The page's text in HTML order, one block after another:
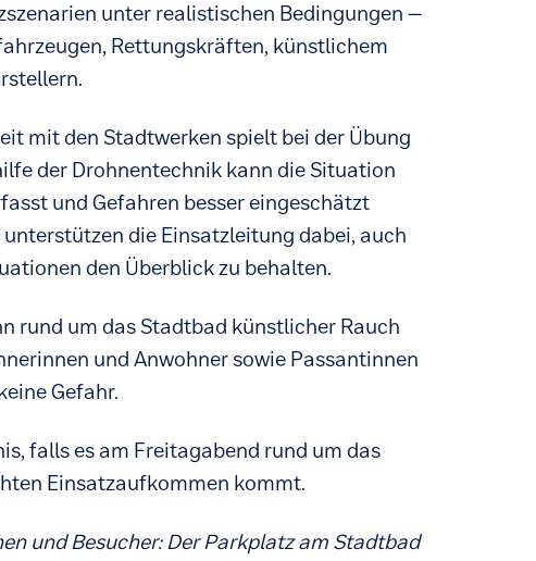
unter realistischen Bedingungen –
Rettungskräften, künstlichem
mit den Stadtwerken spielt bei der Übung
der Drohnentechnik kann die Situation
und Gefahren besser eingeschätzt
die Einsatzleitung dabei, auch
den Überblick zu behalten.
rund um das Stadtbad künstlicher Rauch
und Anwohner sowie Passantinnen
Gefahr.
falls es am Freitagabend rund um das
Einsatzaufkommen kommt.
und Besucher: Der Parkplatz am Stadtbad